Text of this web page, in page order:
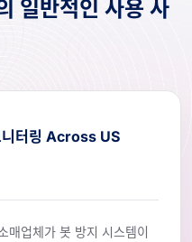
일반적인 사용 사
니터링 Across US
업체가 봇 방지 시스템이